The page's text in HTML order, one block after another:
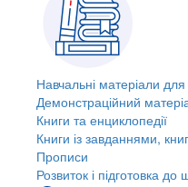
Навчальні матеріали
Демонстраційний
Книги та енциклопедії
Книги із завданнями,
Прописи
Розвиток і підготовка до